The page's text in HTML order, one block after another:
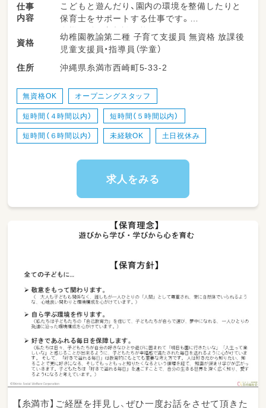
仕事
内容
こどもと遊んだり、園内の環境を整備したりと
保育士をサポートする仕事です。
多様な働き方相談可能です！
糸満市にある定員120名の認可こども園です。
姉妹園でこども園や小規模保育園もあるので
希望すれば法人内の異動も可能です☆
※令和6年度から新規園あり、オープニング保育
資格
幼稚園教諭第二種 子育て支援員 無資格 放課後
児童支援員・指導員（学童）
住所
沖縄県糸満市西崎町5-33-2
無資格OK オープニングスタッフ
短時間（４時間以内） 短時間（５時間以内）
短時間（６時間以内） 未経験OK 土日祝休み
求人をみる
【糸満市】ご経歴を拝見し、ぜひ一度お話をさせて頂きた